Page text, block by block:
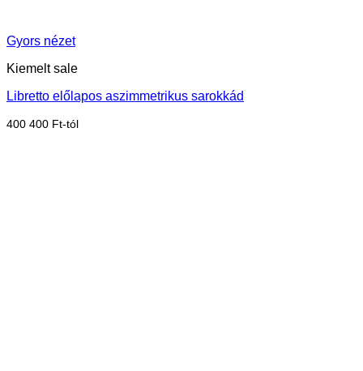
Gyors nézet
Kiemelt sale
Libretto előlapos aszimmetrikus sarokkád
400 400 Ft